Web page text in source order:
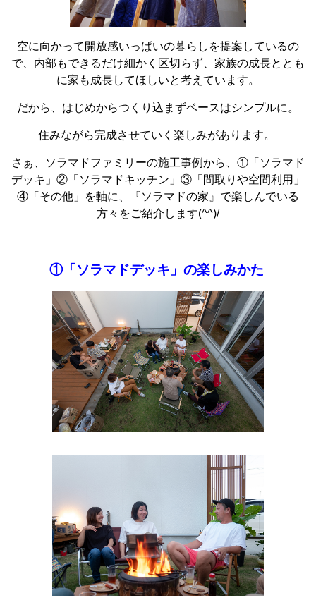
空に向かって開放感いっぱいの暮らしを提案しているの
で、内部もできるだけ細かく区切らず、家族の成長ととも
に家も成長してほしいと考えています。
だから、はじめからつくり込まずベースはシンプルに。
住みながら完成させていく楽しみがあります。
さぁ、ソラマドファミリーの施工事例から、①「ソラマド
デッキ」②「ソラマドキッチン」③「間取りや空間利用」
④「その他」を軸に、『ソラマドの家』で楽しんでいる
方々をご紹介します(^^)/
①「ソラマドデッキ」の楽しみかた